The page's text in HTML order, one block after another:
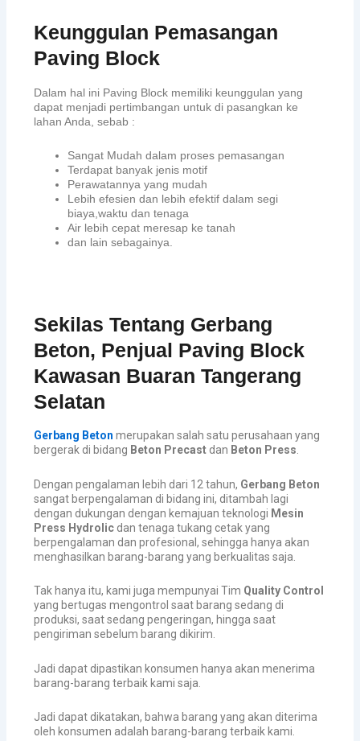
Keunggulan Pemasangan
Paving Block
Dalam hal ini Paving Block memiliki keunggulan yang
dapat menjadi pertimbangan untuk di pasangkan ke
lahan Anda, sebab :
Sangat Mudah dalam proses pemasangan
Terdapat banyak jenis motif
Perawatannya yang mudah
Lebih efesien dan lebih efektif dalam segi
biaya,waktu dan tenaga
Air lebih cepat meresap ke tanah
dan lain sebagainya.
Sekilas Tentang Gerbang
Beton, Penjual Paving Block
Kawasan Buaran Tangerang
Selatan
Gerbang Beton merupakan salah satu perusahaan yang
bergerak di bidang Beton Precast dan Beton Press
Dengan pengalaman lebih dari 12 tahun, Gerbang Beton
sangat berpengalaman di bidang ini, ditambah lagi
dengan dukungan dengan kemajuan teknologi Mesin
Press Hydrolic dan tenaga tukang cetak yang
berpengalaman dan profesional, sehingga hanya akan
menghasilkan barang-barang yang berkualitas saja.
Tak hanya itu, kami juga mempunyai Tim Quality Control
yang bertugas mengontrol saat barang sedang di
produksi, saat sedang pengeringan, hingga saat
pengiriman sebelum barang dikirim.
Jadi dapat dipastikan konsumen hanya akan menerima
barang-barang terbaik kami saja.
Jadi dapat dikatakan, bahwa barang yang akan diterima
oleh konsumen adalah barang-barang terbaik kami.